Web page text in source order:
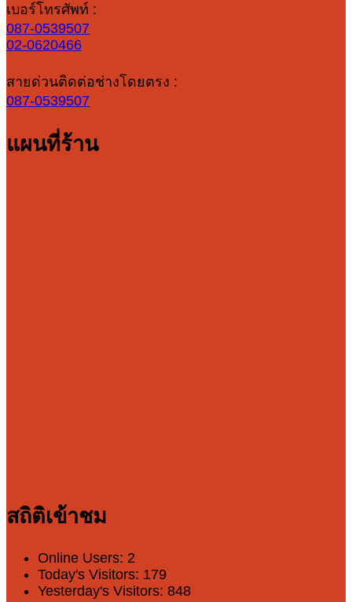
เบอร์โทรศัพท์ :
087-0539507
02-0620466
สายด่วนติดต่อช่างโดยตรง :
087-0539507
แผนที่ร้าน
สถิติเข้าชม
Online Users: 2
Today's Visitors: 179
Yesterday's Visitors: 848